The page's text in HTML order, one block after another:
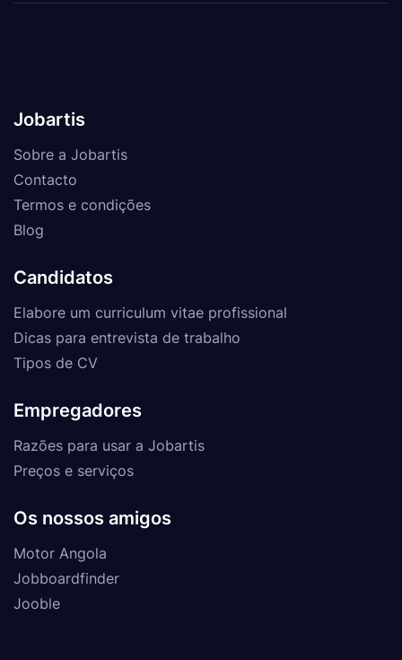
Jobartis
Sobre a Jobartis
Contacto
Termos e condições
Blog
Candidatos
Elabore um curriculum vitae profissional
Dicas para entrevista de trabalho
Tipos de CV
Empregadores
Razões para usar a Jobartis
Preços e serviços
Os nossos amigos
Motor Angola
Jobboardfinder
Jooble